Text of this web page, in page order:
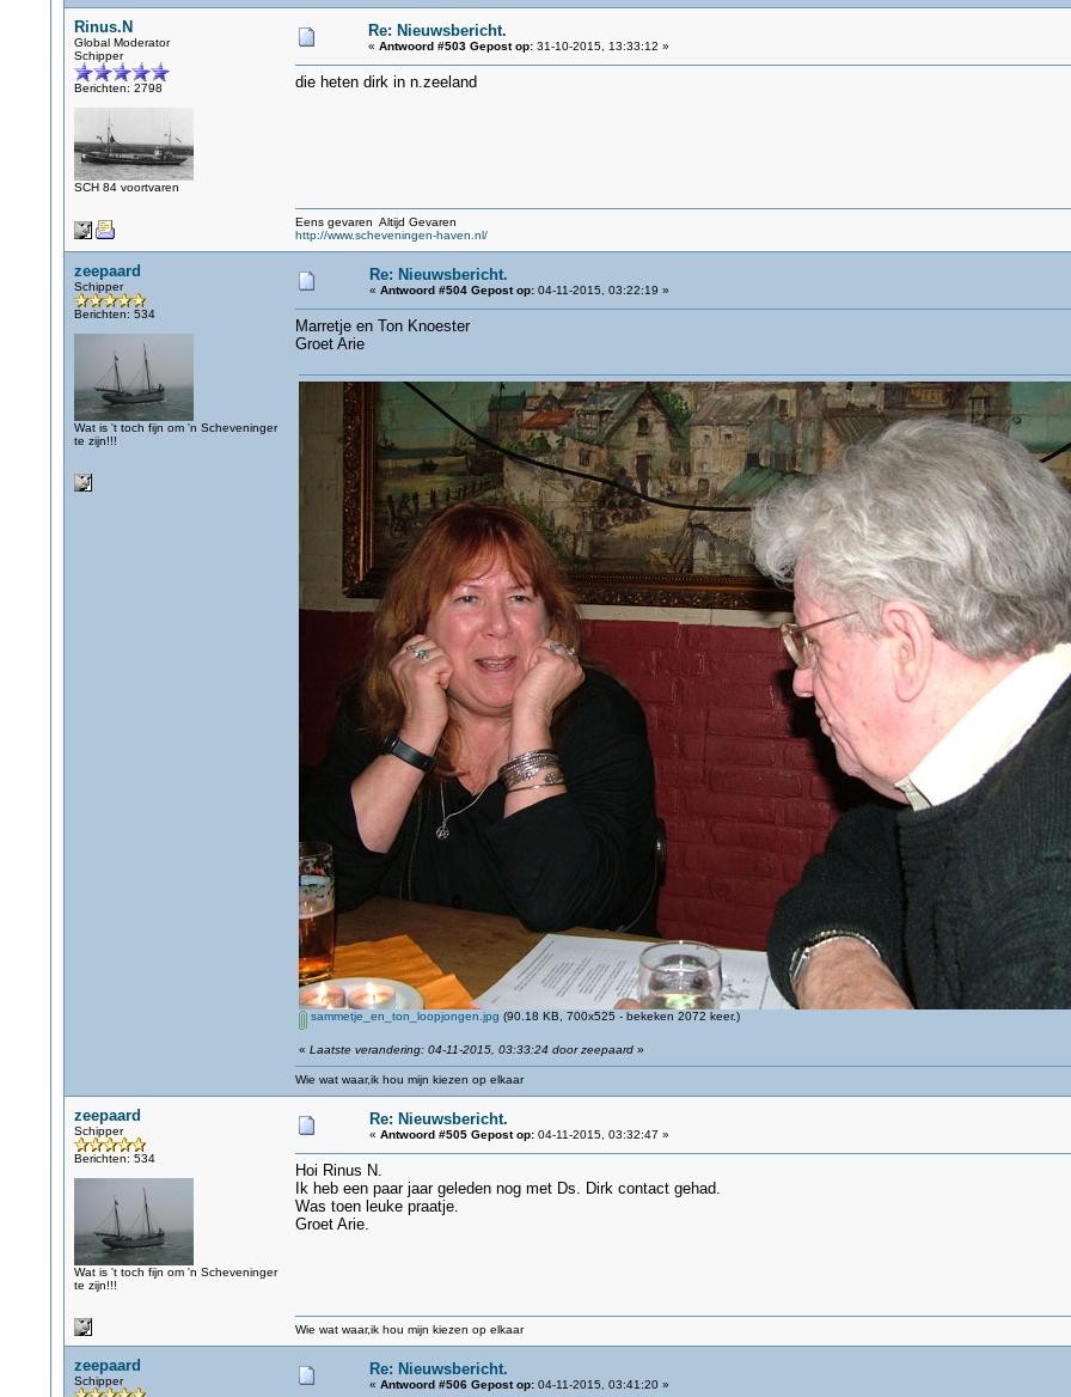
Rinus.N
Global Moderator
Schipper
Berichten: 2798
SCH 84 voortvaren
Re: Nieuwsbericht.
« Antwoord #503 Gepost op:31-10-2015, 13:33:12 »
die heten dirk in n.zeeland
Eens gevaren Altijd Gevaren
http://www.scheveningen-haven.nl/
zeepaard
Schipper
Berichten: 534
Wat is 't toch fijn om 'n Scheveninger
te zijn!!!
Re: Nieuwsbericht.
« Antwoord #504 Gepost op:04-11-2015, 03:22:19 »
Marretje en Ton Knoester
Groet Arie
sammetje_en_ton_loopjongen.jpg (90.18 KB, 700x525 - bekeken 2072 keer.)
« Laatste verandering: 04-11-2015, 03:33:24 door zeepaard»
Wie wat waar,ik hou mijn kiezen op elkaar
zeepaard
Schipper
Berichten: 534
Wat is 't toch fijn om 'n Scheveninger
te zijn!!!
Re: Nieuwsbericht.
« Antwoord #505 Gepost op:04-11-2015, 03:32:47 »
Hoi Rinus N.
Ik heb een paar jaar geleden nog met Ds. Dirk contact gehad.
Was toen leuke praatje.
Groet Arie.
Wie wat waar,ik hou mijn kiezen op elkaar
zeepaard
Schipper
Re: Nieuwsbericht.
« Antwoord #506 Gepost op:04-11-2015, 03:41:20 »